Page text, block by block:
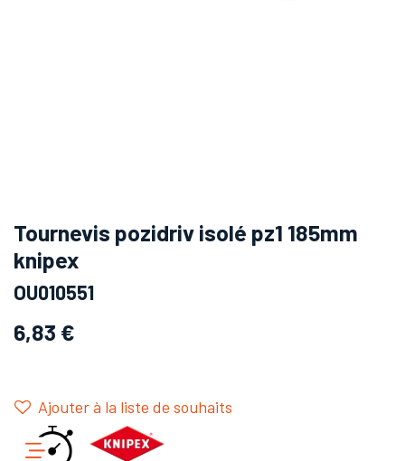
Tournevis pozidriv isolé pz1 185mm
knipex
OU010551
6,83 €
Ajouter à la liste de souhaits